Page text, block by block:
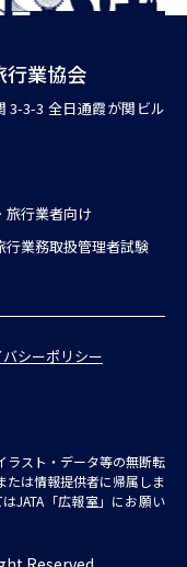
行業協会
3-3-3 全日通霞が関ビル
旅行業者向け
行業務取扱管理者試験
シーポリシー
ラスト・データ等の無断転
たは情報提供者に帰属しま
JATA「広報室」にお願い